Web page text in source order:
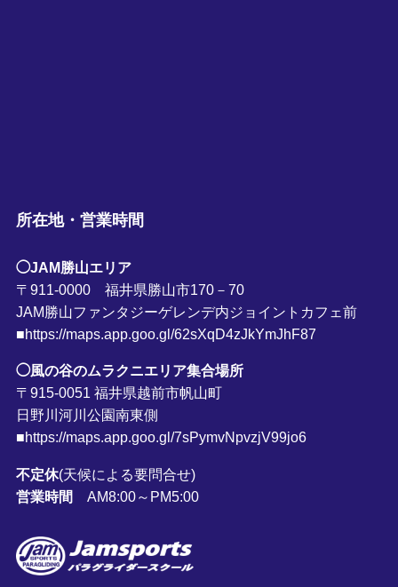
所在地・営業時間
◯JAM勝山エリア
〒911-0000 福井県勝山市170－70
JAM勝山ファンタジーゲレンデ内ジョイントカフェ前
■https://maps.app.goo.gl/62sXqD4zJkYmJhF87
◯風の谷のムラクニエリア集合場所
〒915-0051 福井県越前市帆山町
日野川河川公園南東側
■https://maps.app.goo.gl/7sPymvNpvzjV99jo6
不定休(天候による要問合せ)
営業時間
AM8:00～PM5:00